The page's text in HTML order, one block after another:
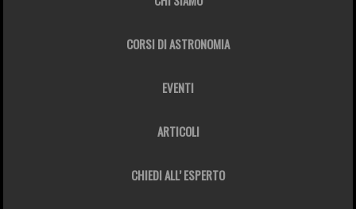
CORSI DI ASTRONOMIA
EVENTI
ARTICOLI
CHIEDI ALL’ ESPERTO